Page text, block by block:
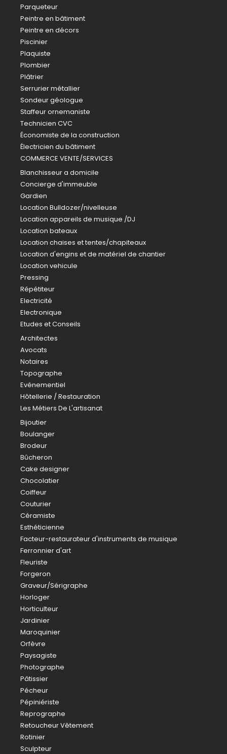
Parqueteur
Peintre en bâtiment
Peintre en décors
Piscinier
Plaquiste
Plombier
Plâtrier
Serrurier métallier
Sondeur géologue
Staffeur ornemaniste
Technicien CVC
Économiste de la construction
Électricien du bâtiment
COMMERCE VENTE/SERVICES
Blanchisseur a domicile
Concierge d'immeuble
Gardien
Location Bulldozer/nivelleuse
Location appareils de musique /DJ
Location bateaux
Location chaises et tentes/chapiteaux
Location d'engins et de matériel de chantier
Location vehicule
Pressing
Répétiteur
Electricité
Electronique
Etudes et Conseils
Architectes
Avocats
Notaires
Topographe
Evénementiel
Hôtellerie / Restauration
Les Métiers De L'artisanat
Bijoutier
Boulanger
Brodeur
Bûcheron
Cake designer
Chocolatier
Coiffeur
Couturier
Céramiste
Esthéticienne
Facteur-restaurateur d'instruments de musique
Ferronnier d'art
Fleuriste
Forgeron
Graveur/Sérigraphe
Horloger
Horticulteur
Jardinier
Maroquinier
Orfèvre
Paysagiste
Photographe
Pâtissier
Pécheur
Pépiniériste
Reprographe
Retoucheur Vêtement
Rotinier
Sculpteur